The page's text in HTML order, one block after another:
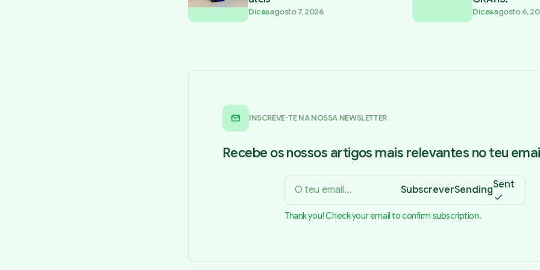
Dicasagosto 7, 2026 Dicasagosto 6,
INSCREVE-TE NA NOSSA NEWSLETTER
Recebe os nossos artigos mais relevantes no teu
SubscreverSendingSent
Thank you! Check your email to confirm subscription.